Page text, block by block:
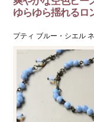
プティ ブルー・シエル
ゆらゆら揺れるロ